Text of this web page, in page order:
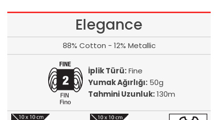
Elegance
88% Cotton - 12% Metallic
İplik Türü:Fine
Yumak Ağırlığı:50g
Tahmini Uzunluk:130m